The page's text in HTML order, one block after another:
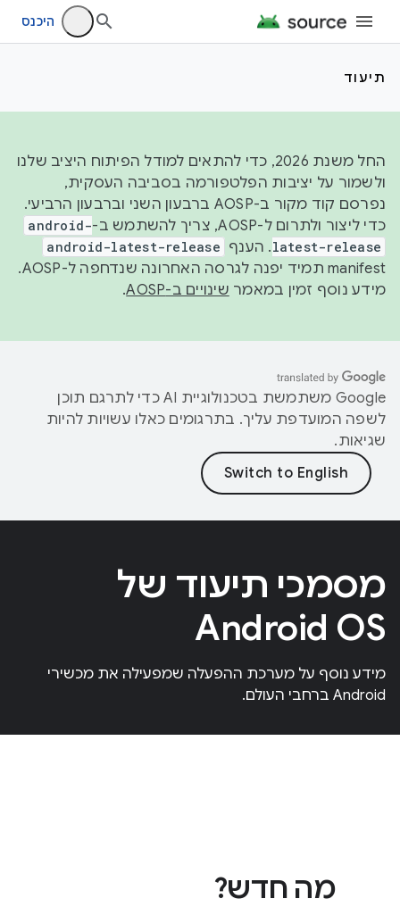
היכנס
תיעוד
החל משנת 2026, כדי להתאים למודל הפיתוח היציב שלנו
ולשמור על יציבות הפלטפורמה בסביבה העסקית,
נפרסם קוד מקור ב-AOSP ברבעון השני וברבעון הרביעי.
כדי ליצור ולתרום ל-AOSP, צריך להשתמש ב-
android-
latest-release. הענף android-latest-release
manifest תמיד יפנה לגרסה האחרונה שנדחפה ל-AOSP.
מידע נוסף זמין במאמר שינויים ב-AOSP .
‫Google משתמשת בטכנולוגיית AI כדי לתרגם תוכן
לשפה המועדפת עליך. בתרגומים כאלו עשויות להיות
שגיאות.
מסמכי תיעוד של
Android OS
מידע נוסף על מערכת ההפעלה שמפעילה את מכשירי
Android ברחבי העולם.
מה חדש?